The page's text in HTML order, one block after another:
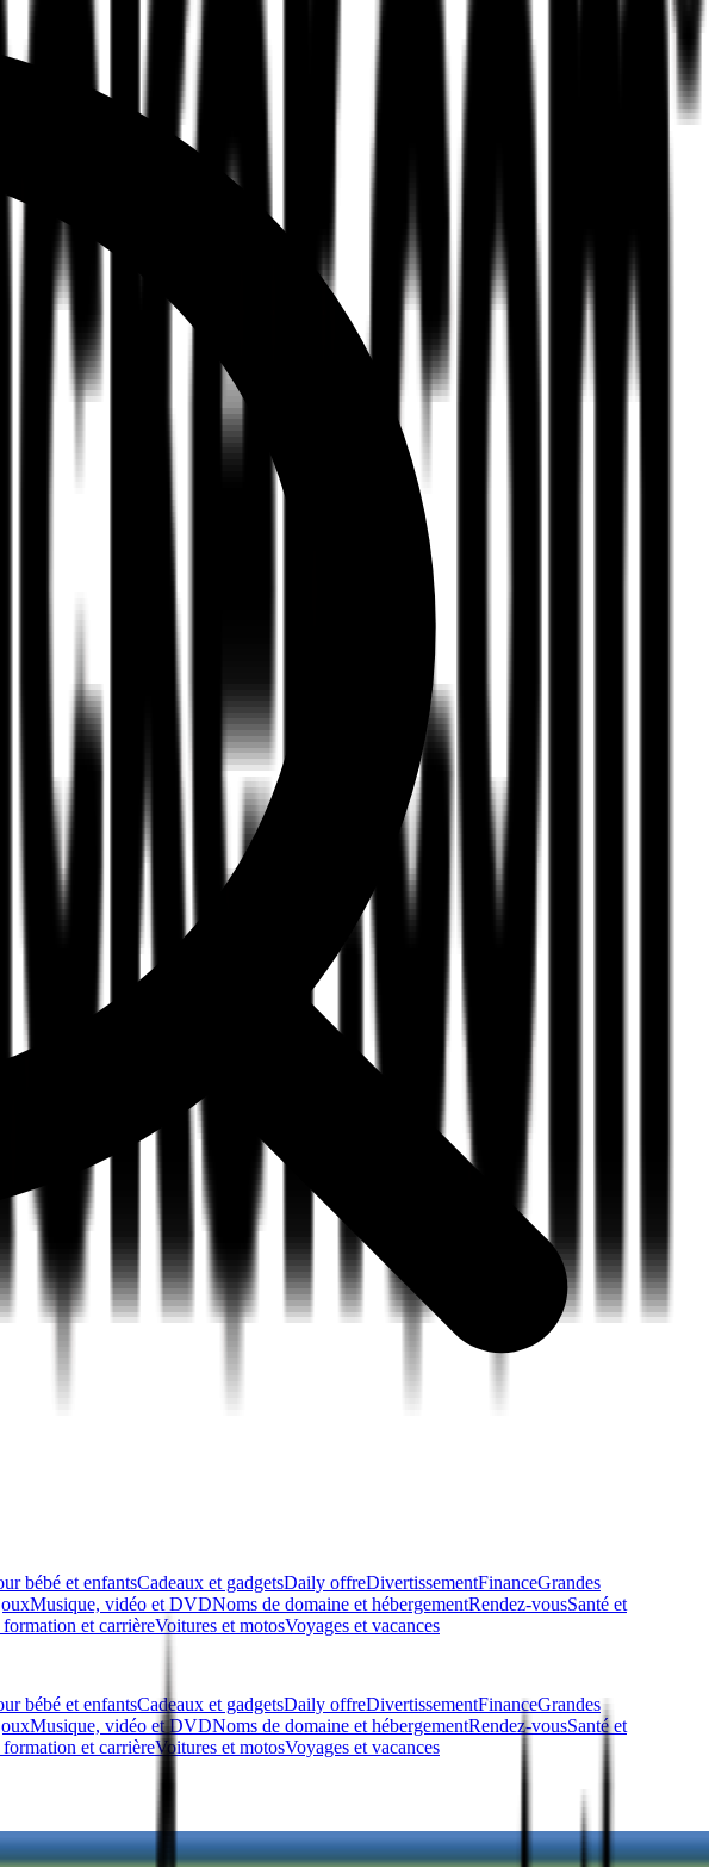
bébé et enfantsCadeaux et gadgetsDaily offreDivertissementFinanceGrandes
Musique, vidéo et DVDNoms de domaine et hébergementRendez-vousSanté et
et carrièreVoitures et motosVoyages et vacances
bébé et enfantsCadeaux et gadgetsDaily offreDivertissementFinanceGrandes
Musique, vidéo et DVDNoms de domaine et hébergementRendez-vousSanté et
et carrièreVoitures et motosVoyages et vacances